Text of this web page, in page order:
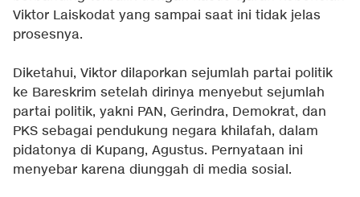
Viktor Laiskodat yang sampai saat ini tidak jelas
prosesnya.
Diketahui, Viktor dilaporkan sejumlah partai politik
ke Bareskrim setelah dirinya menyebut sejumlah
partai politik, yakni PAN, Gerindra, Demokrat, dan
PKS sebagai pendukung negara khilafah, dalam
pidatonya di Kupang, Agustus. Pernyataan ini
menyebar karena diunggah di media sosial.